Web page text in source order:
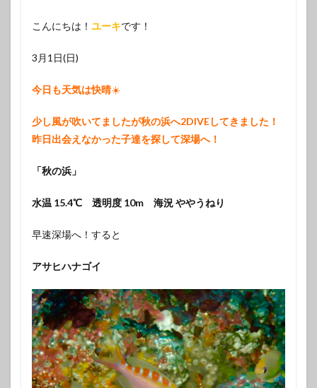
こんにちは！ ユーキです！
3月1日(日)
今日も天気は快晴☀️
少し風が吹いてましたが秋の浜へ2DIVEしてきました！
昨日出会えなかった子達を探して深場へ！
「秋の浜」
水温 15.4℃ 透明度 10m 海況 ややうねり
早速深場へ！すると
アサヒハナゴイ